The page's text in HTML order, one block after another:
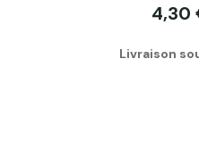
4,30
Livraison